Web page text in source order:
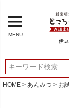
MENU
伊
HOME あんみつ お